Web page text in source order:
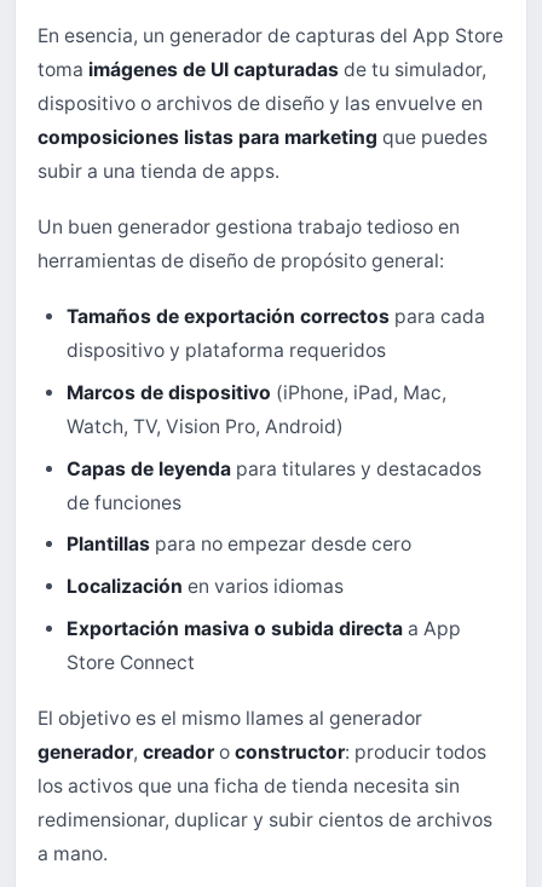
En esencia, un generador de capturas del App Store
toma imágenes de UI capturadas de tu simulador,
dispositivo o archivos de diseño y las envuelve en
composiciones listas para marketing que puedes
subir a una tienda de apps.
Un buen generador gestiona trabajo tedioso en
herramientas de diseño de propósito general:
Tamaños de exportación correctospara cada
dispositivo y plataforma requeridos
Marcos de dispositivo (iPhone, iPad, Mac,
Watch, TV, Vision Pro, Android)
Capas de leyendapara titulares y destacados
de funciones
Plantillaspara no empezar desde cero
Localización en varios idiomas
Exportación masiva o subida directaa App
Store Connect
El objetivo es el mismo llames al generador
generador,creadoroconstructor: producir todos
los activos que una ficha de tienda necesita sin
redimensionar, duplicar y subir cientos de archivos
a mano.